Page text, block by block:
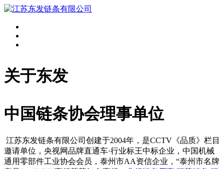
关于东发
中国链条协会理事单位
江苏东发链条有限公司创建于2004年，是CCTV《品质》栏目
邀请单位，央视网品牌直通车·行业标王中标企业，中国机械
通用零部件工业协会会员，泰州市AA资信企业，“泰州市名牌